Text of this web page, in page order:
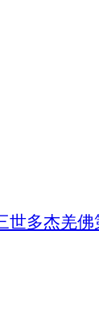
世多杰羌佛